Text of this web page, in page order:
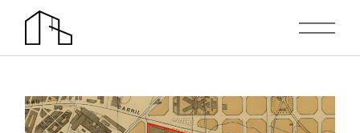
content